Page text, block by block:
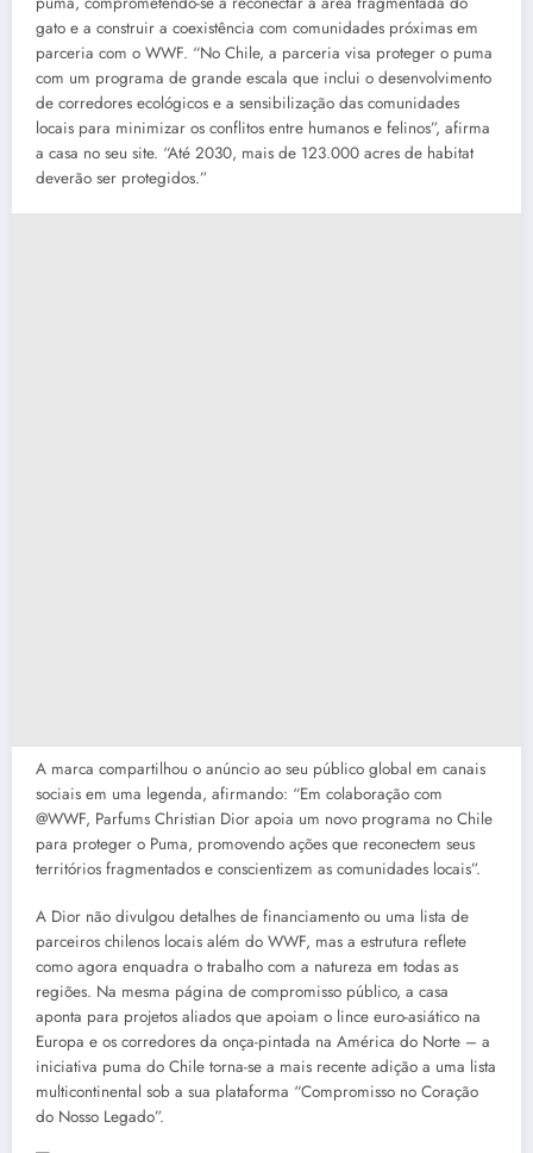
gato e a construir a coexistência com comunidades próximas em
parceria com o WWF. “No Chile, a parceria visa proteger o puma
com um programa de grande escala que inclui o desenvolvimento
de corredores ecológicos e a sensibilização das comunidades
locais para minimizar os conflitos entre humanos e felinos”, afirma
a casa no seu site. “Até 2030, mais de 123.000 acres de habitat
deverão ser protegidos.”
A marca compartilhou o anúncio ao seu público global em canais
sociais em uma legenda, afirmando: “Em colaboração com
@WWF, Parfums Christian Dior apoia um novo programa no Chile
para proteger o Puma, promovendo ações que reconectem seus
territórios fragmentados e conscientizem as comunidades locais”.
A Dior não divulgou detalhes de financiamento ou uma lista de
parceiros chilenos locais além do WWF, mas a estrutura reflete
como agora enquadra o trabalho com a natureza em todas as
regiões. Na mesma página de compromisso público, a casa
aponta para projetos aliados que apoiam o lince euro-asiático na
Europa e os corredores da onça-pintada na América do Norte – a
iniciativa puma do Chile torna-se a mais recente adição a uma lista
multicontinental sob a sua plataforma “Compromisso no Coração
do Nosso Legado”.